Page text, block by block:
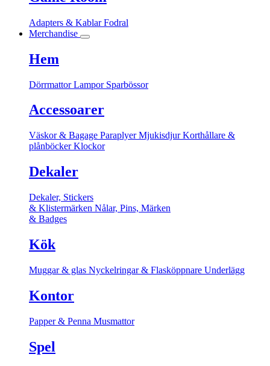
Adapters & KablarFodral
Merchandise
Hem
DörrmattorLampor Sparbössor
Accessoarer
Väskor & Bagage ParaplyerMjukisdjurKorthållare &
plånböckerKlockor
Dekaler
Dekaler, Stickers
& Klistermärken Nålar, Pins, Märken
& Badges
Kök
Muggar & glas Nyckelringar & Flasköppnare Underlägg
Kontor
Papper & Penna Musmattor
Spel